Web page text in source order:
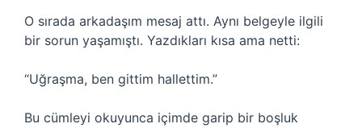
O sırada arkadaşım mesaj attı. Aynı belgeyle ilgili
bir sorun yaşamıştı. Yazdıkları kısa ama netti:
“Uğraşma, ben gittim hallettim.”
Bu cümleyi okuyunca içimde garip bir boşluk